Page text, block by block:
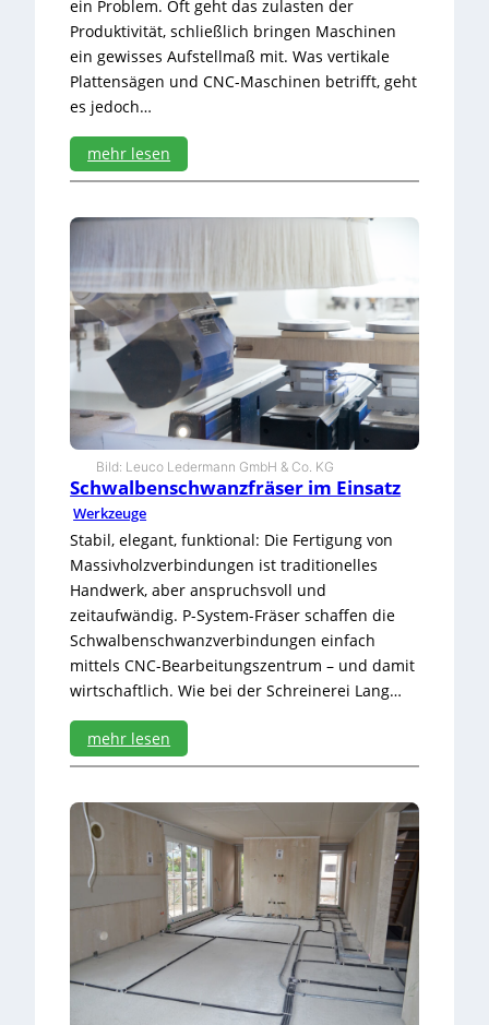
c
h
i
e
e
n
ein Problem. Oft geht das zulasten der
Produktivität, schließlich bringen Maschinen
ein gewisses Aufstellmaß mit. Was vertikale
Plattensägen und CNC-Maschinen betrifft, geht
es jedoch…
mehr lesen
:
r
d
u
k
t
v
t
r
t
P
a
z
m
a
n
g
l
Bild: Leuco Ledermann GmbH & Co. KG
Schwalbenschwanzfräser im Einsatz
Werkzeuge
Stabil, elegant, funktional: Die Fertigung von
Massivholzverbindungen ist traditionelles
Handwerk, aber anspruchsvoll und
zeitaufwändig. P-System-Fräser schaffen die
Schwalbenschwanzverbindungen einfach
mittels CNC-Bearbeitungszentrum – und damit
wirtschaftlich. Wie bei der Schreinerei Lang…
mehr lesen
:
c
b
s